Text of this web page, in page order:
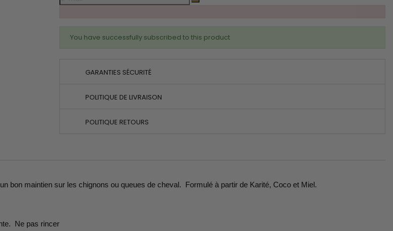
You have successfully subscribed to this product
GARANTIES SÉCURITÉ
POLITIQUE DE LIVRAISON
POLITIQUE RETOURS
bon maintien sur les chignons ou queues de cheval. Formulé à partir de Karité, Coco et Miel.
Ne pas rincer